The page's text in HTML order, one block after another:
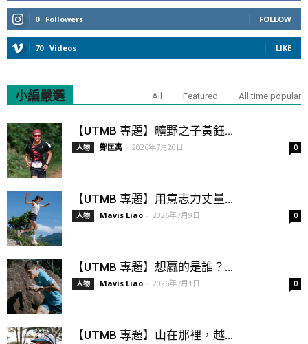
0 Followers FOLLOW
70 Videos LIKE
小編嚴選 All Featured All time popular
【UTMB 專題】曠野之子黃鈺...
人物 鄭匡寓 - 2026年7月20日 0
【UTMB 專題】用意志力丈量...
人物 Mavis Liao - 2026年7月9日 0
【UTMB 專題】想贏的是誰？...
人物 Mavis Liao - 2026年7月1日 0
【UTMB 專題】山在那裡，越...